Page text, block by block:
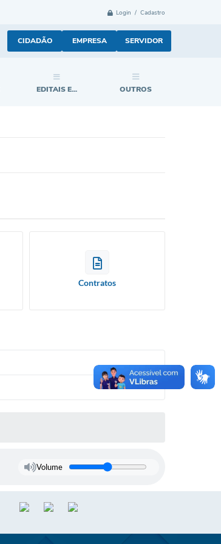
Login / Cadastro
CIDADÃO EMPRESA SERVIDOR
EDITAIS E... OUTROS
Contratos
Volume